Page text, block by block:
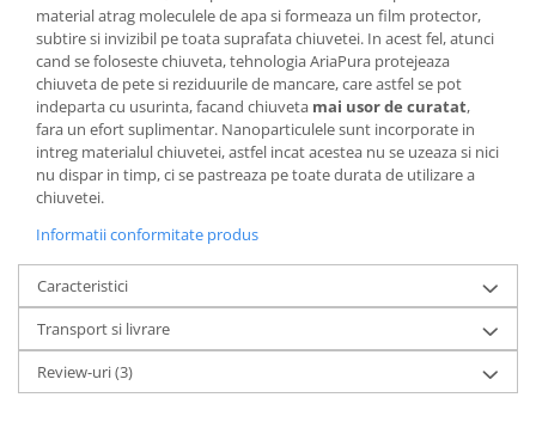
material atrag moleculele de apa si formeaza un film protector,
subtire si invizibil pe toata suprafata chiuvetei. In acest fel, atunci
cand se foloseste chiuveta, tehnologia AriaPura protejeaza
chiuveta de pete si reziduurile de mancare, care astfel se pot
indeparta cu usurinta, facand chiuveta mai usor de curatat,
fara un efort suplimentar. Nanoparticulele sunt incorporate in
intreg materialul chiuvetei, astfel incat acestea nu se uzeaza si nici
nu dispar in timp, ci se pastreaza pe toate durata de utilizare a
chiuvetei.
Informatii conformitate produs
Caracteristici
Transport si livrare
Review-uri(3)